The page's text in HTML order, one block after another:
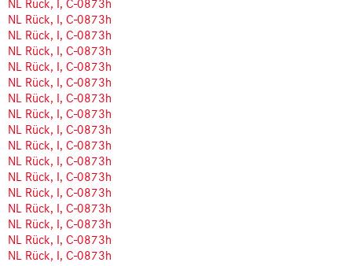
NL Rück, I, C-0873h
NL Rück, I, C-0873h
NL Rück, I, C-0873h
NL Rück, I, C-0873h
NL Rück, I, C-0873h
NL Rück, I, C-0873h
NL Rück, I, C-0873h
NL Rück, I, C-0873h
NL Rück, I, C-0873h
NL Rück, I, C-0873h
NL Rück, I, C-0873h
NL Rück, I, C-0873h
NL Rück, I, C-0873h
NL Rück, I, C-0873h
NL Rück, I, C-0873h
NL Rück, I, C-0873h
NL Rück, I, C-0873h